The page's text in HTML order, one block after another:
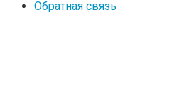
Обратная связь